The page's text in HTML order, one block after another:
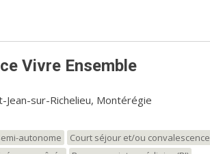
Vivre Ensemble
Jean-sur-Richelieu, Montérégie
autonome
Court séjour et/ou convalescence